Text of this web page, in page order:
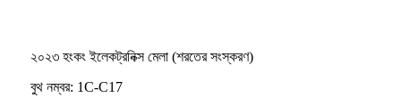
২০২৩ হংকং ইলেকট্রনিক্স মেলা (শরতের সংস্করণ)
বুথ নম্বর: 1C-C17